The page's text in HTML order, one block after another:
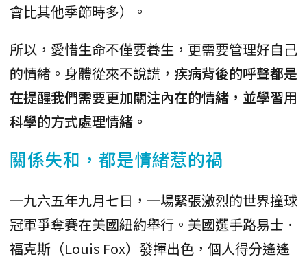
會比其他季節時多）。
所以，愛惜生命不僅要養生，更需要管理好自己
的情緒。身體從來不說謊， 疾病背後的呼聲都是
在提醒我們需要更加關注內在的情緒，並學習用
科學的方式處理情緒。
關係失和，都是情緒惹的禍
一九六五年九月七日，一場緊張激烈的世界撞球
冠軍爭奪賽在美國紐約舉行。美國選手路易士．
福克斯（Louis Fox）發揮出色，個人得分遙遙